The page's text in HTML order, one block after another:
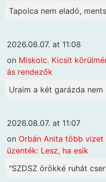
Tapolca nem eladó,
2026.08.07. at 11:08
on Miskolc. Kicsit
ás rendezők
Uraim a két garázda nem
2026.08.07. at 11:07
on Orbán Anita több
üzenték: Lesz, ha esik
"SZDSZ örökké ruhát